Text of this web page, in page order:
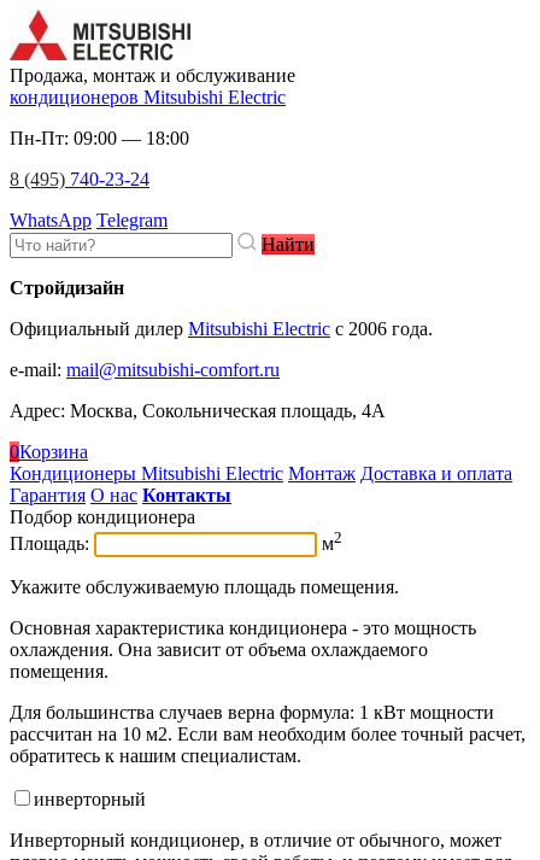
Продажа, монтаж и обслуживание
кондиционеров Mitsubishi Electric
Пн-Пт: 09:00 — 18:00
8 (495) 740-23-24
WhatsApp Telegram
Найти
Стройдизайн
Официальный дилер Mitsubishi Electric c 2006 года.
e-mail: mail@mitsubishi-comfort.ru
Адрес: Москва, Сокольническая площадь, 4А
0Корзина
Кондиционеры Mitsubishi Electric Монтаж Доставка и оплата
Гарантия О нас Контакты
Подбор кондиционера
Площадь:
м2
Укажите обслуживаемую площадь помещения.
Основная характеристика кондиционера - это мощность
охлаждения. Она зависит от объема охлаждаемого
помещения.
Для большинства случаев верна формула: 1 кВт мощности
рассчитан на 10 м2. Если вам необходим более точный расчет,
обратитесь к нашим специалистам.
инверторный
Инверторный кондиционер, в отличие от обычного, может